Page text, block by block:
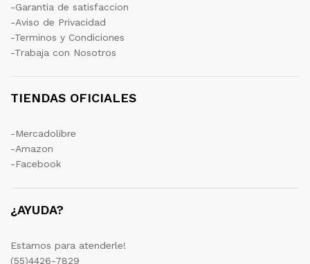
-Garantia de satisfaccion
-Aviso de Privacidad
-Terminos y Condiciones
-Trabaja con Nosotros
TIENDAS OFICIALES
-Mercadolibre
-Amazon
-Facebook
¿AYUDA?
Estamos para atenderle!
(55)4426-7829